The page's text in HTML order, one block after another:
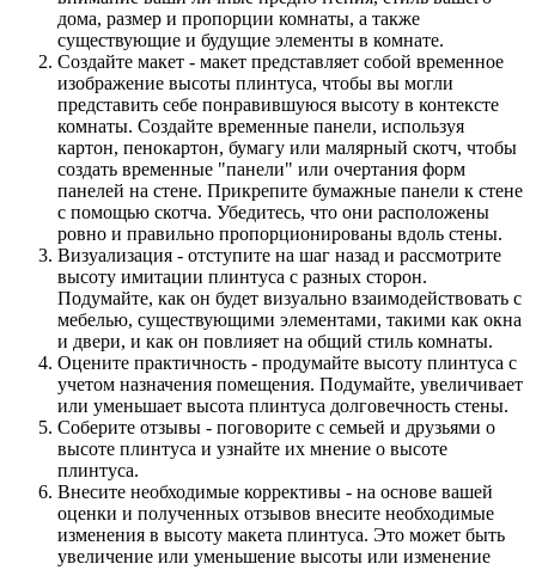
дома, размер и пропорции комнаты, а также
существующие и будущие элементы в комнате.
Создайте макет - макет представляет собой временное
изображение высоты плинтуса, чтобы вы могли
представить себе понравившуюся высоту в контексте
комнаты. Создайте временные панели, используя
картон, пенокартон, бумагу или малярный скотч, чтобы
создать временные "панели" или очертания форм
панелей на стене. Прикрепите бумажные панели к стене
с помощью скотча. Убедитесь, что они расположены
ровно и правильно пропорционированы вдоль стены.
Визуализация - отступите на шаг назад и рассмотрите
высоту имитации плинтуса с разных сторон.
Подумайте, как он будет визуально взаимодействовать с
мебелью, существующими элементами, такими как окна
и двери, и как он повлияет на общий стиль комнаты.
Оцените практичность - продумайте высоту плинтуса с
учетом назначения помещения. Подумайте, увеличивает
или уменьшает высота плинтуса долговечность стены.
Соберите отзывы - поговорите с семьей и друзьями о
высоте плинтуса и узнайте их мнение о высоте
плинтуса.
Внесите необходимые коррективы - на основе вашей
оценки и полученных отзывов внесите необходимые
изменения в высоту макета плинтуса. Это может быть
увеличение или уменьшение высоты или изменение